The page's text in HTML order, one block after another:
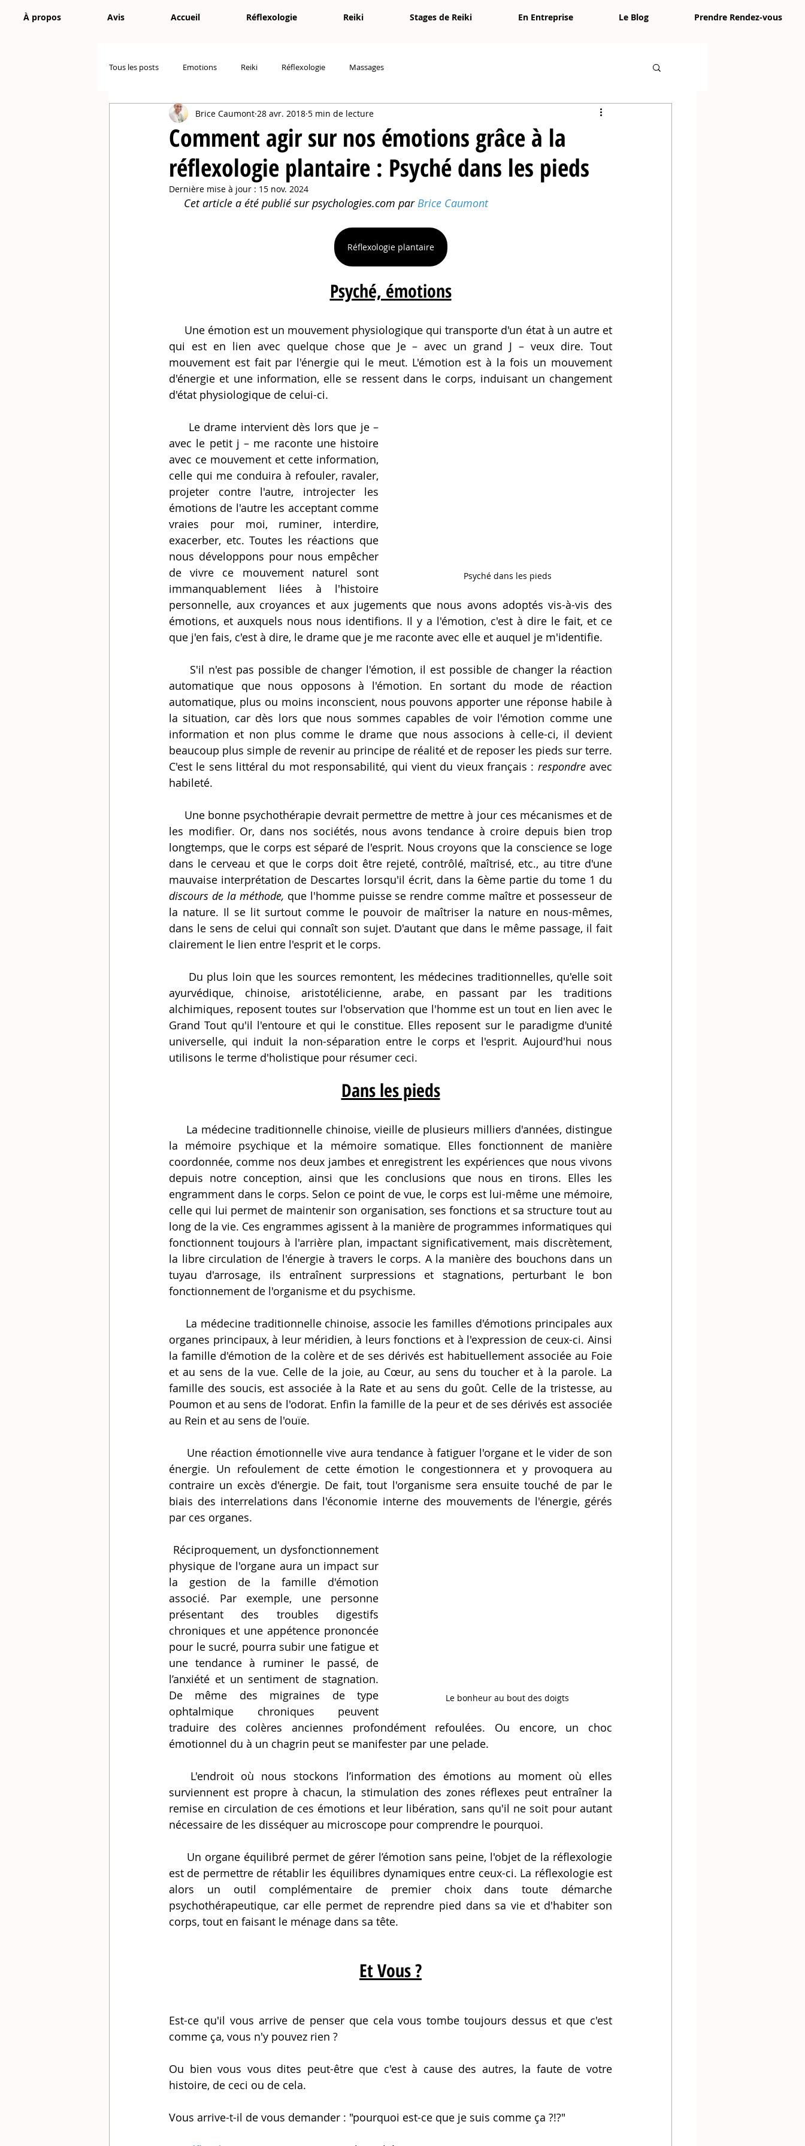
À propos Avis Accueil Réflexologie Reiki Stages de Reiki En Entreprise Le Blog Prendre Rendez-vous
Tous les posts Emotions Reiki Réflexologie Massages
Comment agir sur nos émotions grâce à la
réflexologie plantaire : Psyché dans les pieds
Brice Caumont 28 avr. 2018 5 min de lecture
Dernière mise à jour : 15 nov. 2024
     Cet article a été publié sur psychologies.com par
Brice Caumont
Réflexologie plantaire
Psyché, émotions
qui est en lien avec quelque chose que Je – avec un grand J – veux dire. Tout
mouvement est fait par l'énergie qui le meut. L'émotion est à la fois un mouvement
d'énergie et une information, elle se ressent dans le corps, induisant un changement
d'état physiologique de celui-ci.
Psyché dans les pieds
avec le petit j – me raconte une histoire
avec ce mouvement et cette information,
celle qui me conduira à refouler, ravaler,
projeter contre l'autre, introjecter les
émotions de l'autre les acceptant comme
vraies pour moi, ruminer, interdire,
exacerber, etc. Toutes les réactions que
nous développons pour nous empêcher
de vivre ce mouvement naturel sont
immanquablement liées à l'histoire
personnelle, aux croyances et aux jugements que nous avons adoptés vis-à-vis des
émotions, et auxquels nous nous identifions. Il y a l'émotion, c'est à dire le fait, et ce
que j'en fais, c'est à dire, le drame que je me raconte avec elle et auquel je m'identifie.
automatique que nous opposons à l'émotion. En sortant du mode de réaction
automatique, plus ou moins inconscient, nous pouvons apporter une réponse habile à
la situation, car dès lors que nous sommes capables de voir l'émotion comme une
information et non plus comme le drame que nous associons à celle-ci, il devient
beaucoup plus simple de revenir au principe de réalité et de reposer les pieds sur terre.
C'est le sens littéral du mot responsabilité, qui vient du vieux français : respondre avec
habileté.
les modifier. Or, dans nos sociétés, nous avons tendance à croire depuis bien trop
longtemps, que le corps est séparé de l'esprit. Nous croyons que la conscience se loge
dans le cerveau et que le corps doit être rejeté, contrôlé, maîtrisé, etc., au titre d'une
discours de la méthode, que l'homme puisse se rendre comme maître et possesseur de
la nature. Il se lit surtout comme le pouvoir de maîtriser la nature en nous-mêmes,
dans le sens de celui qui connaît son sujet. D'autant que dans le même passage, il fait
clairement le lien entre l'esprit et le corps.
ayurvédique, chinoise, aristotélicienne, arabe, en passant par les traditions
alchimiques, reposent toutes sur l'observation que l'homme est un tout en lien avec le
Grand Tout qu'il l'entoure et qui le constitue. Elles reposent sur le paradigme d'unité
universelle, qui induit la non-séparation entre le corps et l'esprit. Aujourd'hui nous
utilisons le terme d'holistique pour résumer ceci.
Dans les pieds
la mémoire psychique et la mémoire somatique. Elles fonctionnent de manière
coordonnée, comme nos deux jambes et enregistrent les expériences que nous vivons
depuis notre conception, ainsi que les conclusions que nous en tirons. Elles les
engramment dans le corps. Selon ce point de vue, le corps est lui-même une mémoire,
celle qui lui permet de maintenir son organisation, ses fonctions et sa structure tout au
long de la vie. Ces engrammes agissent à la manière de programmes informatiques qui
fonctionnent toujours à l'arrière plan, impactant significativement, mais discrètement,
la libre circulation de l'énergie à travers le corps. A la manière des bouchons dans un
tuyau d'arrosage, ils entraînent surpressions et stagnations, perturbant le bon
fonctionnement de l'organisme et du psychisme.
organes principaux, à leur méridien, à leurs fonctions et à l'expression de ceux-ci. Ainsi
la famille d'émotion de la colère et de ses dérivés est habituellement associée au Foie
et au sens de la vue. Celle de la joie, au Cœur, au sens du toucher et à la parole. La
famille des soucis, est associée à la Rate et au sens du goût. Celle de la tristesse, au
Poumon et au sens de l'odorat. Enfin la famille de la peur et de ses dérivés est associée
au Rein et au sens de l'ouïe.
énergie. Un refoulement de cette émotion le congestionnera et y provoquera au
contraire un excès d'énergie. De fait, tout l'organisme sera ensuite touché de par le
biais des interrelations dans l'économie interne des mouvements de l'énergie, gérés
par ces organes.
Le bonheur au bout des doigts
physique de l'organe aura un impact sur
la gestion de la famille d'émotion
associé. Par exemple, une personne
présentant des troubles digestifs
chroniques et une appétence prononcée
pour le sucré, pourra subir une fatigue et
une tendance à ruminer le passé, de
l’anxiété et un sentiment de stagnation.
De même des migraines de type
ophtalmique chroniques peuvent
traduire des colères anciennes profondément refoulées. Ou encore, un choc
émotionnel du à un chagrin peut se manifester par une pelade.
surviennent est propre à chacun, la stimulation des zones réflexes peut entraîner la
remise en circulation de ces émotions et leur libération, sans qu'il ne soit pour autant
nécessaire de les disséquer au microscope pour comprendre le pourquoi.
est de permettre de rétablir les équilibres dynamiques entre ceux-ci. La réflexologie est
alors un outil complémentaire de premier choix dans toute démarche
psychothérapeutique, car elle permet de reprendre pied dans sa vie et d'habiter son
corps, tout en faisant le ménage dans sa tête.
Et Vous ?
Est-ce qu'il vous arrive de penser que cela vous tombe toujours dessus et que c'est
comme ça, vous n'y pouvez rien ?
Ou bien vous vous dites peut-être que c'est à cause des autres, la faute de votre
histoire, de ceci ou de cela.
Vous arrive-t-il de vous demander : "pourquoi est-ce que je suis comme ça ?!?"